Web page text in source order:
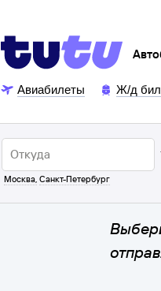
Авиабилеты Ж/д
Москва, Санкт-Петербург